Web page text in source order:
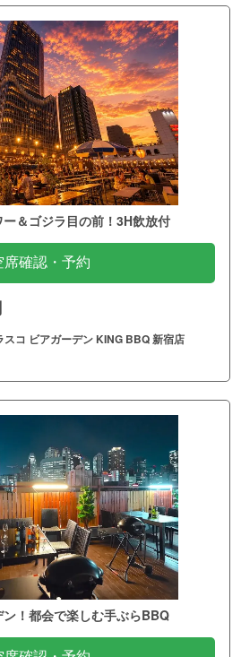
＆ゴジラ目の前！3H飲放付
席確認・予約
スコ ビアガーデン KING BBQ 新宿店
！都会で楽しむ手ぶらBBQ